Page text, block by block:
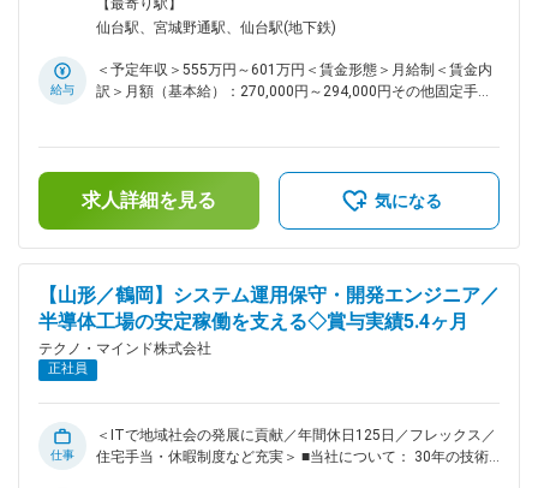
運用サポートまでを一貫して担当します。お客様の課題やビジ
や事業成長を支援します。 ＜業務の一例＞ ・アミューズメン
ト施設向けプライズ管理システム開発
用保守エンジニア お客様のシステムが安定して稼働するよ
う、監視、障害対応、定期メンテナンスを行います。運用中に
発見された課題をもとに改善提案を行い、信頼性と効率性の高
いシステム運用を実現します。 ＜業務の一例＞ ・自治体向け
（Java/TypeScript/PostgreSQL) ■組織構成： 産業福祉システ
ム部 54名 ■育成体制： ◇入社後はプロジェクトへ配属され、
OJTを通じて現場実務をスムーズに学べます。 ◇また、専門
職や管理職へのステップアップなど、志向に応じたキャリア形
成をサポートします。 ■当社について： ◇当社は東北を中心
報、税務、福祉、防災など、地域生活を支える幅広い領域でIT
インフラを提供しています。 ◇顧客との距離が近く、現場の声
煙（屋外喫煙可能場所あり））変更の範囲：会社の定める事業
【最寄り駅】
仙台駅、宮城野通駅、仙台駅(地下鉄)
給与
＜予定年収＞555万円～601万円＜賃金形態＞月給制＜賃金内
訳＞月額（基本給）：270,000円～294,000円その他固定手当/
その他固定手当：住宅手当■昇給：年1回（4月）■賞与：年3回
（夏期、冬期、年末）※2023年実績5.6か月、2024年実績5.3
か月、2025年実績5.4か月賃金はあくまでも目安の金額であ
定手当を含めた表記です。
求人詳細を見る 気になる
【山形／鶴岡】システム運用保守・開発エンジニア／
半導体工場の安定稼働を支える◇賞与実績5.4ヶ月
テクノ・マインド株式会社
正社員
仕事
＜ITで地域社会の発展に貢献／年間休日125日／フレックス／
住宅手当・休暇制度など充実＞ ■当社について： 30年の技術